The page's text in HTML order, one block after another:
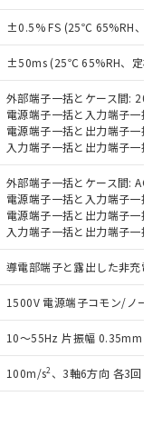
±0.5% FS (25℃ 65%RH、定
±50ms (25℃ 65%RH、定格
外部端子一括とケース間:
電源端子一括と入力端子一括
電源端子一括と出力端子一括
入力端子一括と出力端子一括
外部端子一括とケース間:
電源端子一括と入力端子一括
電源端子一括と出力端子一括
入力端子一括と出力端子一括
導電部端子と露出した非充電
1500V 電源端子コモン/ノー
10～55Hz 片振幅 0.35mm X
100m/s2 、3軸6方向 各3回
準価格はお客
客様担当のオ
当社販売拠
」をご確認
結果を当社の
漏洩または開
す。
スト作成サー
には、I-Web
いる必要が
上で当社にご
ついて、当社
が、当社の製
客様との取
利用すること
、"個人情報
、フタル酸ブチ
タル酸ジブチル
ソブチル
御機器に対する
閾値を超える意
す。
より、予定
ード
ードするこ
含有証明書
DIBP(フタル酸ジ
)) : 1000ppm
すべてが基
。
おいて有害物
刻な影響を
部門へお問
る場合は、完
に輸出されな
ます。
器、ミサイ
またはその他
装置等に一切
者に販売する
3の内容を当
また当社は、
る関係者が違
る場合は、取
キャンセル
が在庫あり
取引先、ま
ムロン制御
売員にご確
在庫状況の
い機種